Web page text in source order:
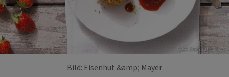
Foto: Eisenhut & Mayer
Bild: Eisenhut &amp; Mayer